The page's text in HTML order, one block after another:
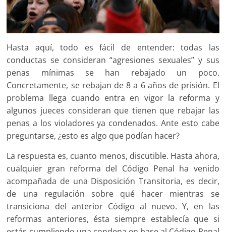
Hasta aquí, todo es fácil de entender: todas las
conductas se consideran “agresiones sexuales” y sus
penas mínimas se han rebajado un poco.
Concretamente, se rebajan de 8 a 6 años de prisión. El
problema llega cuando entra en vigor la reforma y
algunos jueces consideran que tienen que rebajar las
penas a los violadores ya condenados. Ante esto cabe
preguntarse, ¿esto es algo que podían hacer?
La respuesta es, cuanto menos, discutible. Hasta ahora,
cualquier gran reforma del Código Penal ha venido
acompañada de una Disposición Transitoria, es decir,
de una regulación sobre qué hacer mientras se
transiciona del anterior Código al nuevo. Y, en las
reformas anteriores, ésta siempre establecía que si